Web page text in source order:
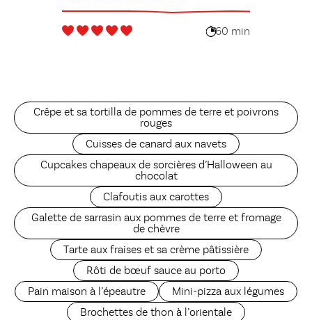
60 min
Crêpe et sa tortilla de pommes de terre et poivrons
rouges
Cuisses de canard aux navets
Cupcakes chapeaux de sorcières d’Halloween au
chocolat
Clafoutis aux carottes
Galette de sarrasin aux pommes de terre et fromage
de chèvre
Tarte aux fraises et sa crème pâtissière
Rôti de bœuf sauce au porto
Pain maison à l’épeautre
Mini-pizza aux légumes
Brochettes de thon à l’orientale